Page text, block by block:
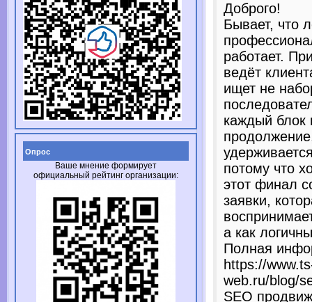
Опрос
Ваше мнение формирует
официальный рейтинг организации:
Доброго!
Бывает, что
работает.
ведёт
ищет не
каждый блок
потому что
этот финал
заявки,
а как
Полная
https://
web.ru/blog/
SEO